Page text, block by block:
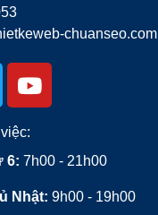
chuanseo.com
6: 7h00 - 21h00
Nhật: 9h00 - 19h00